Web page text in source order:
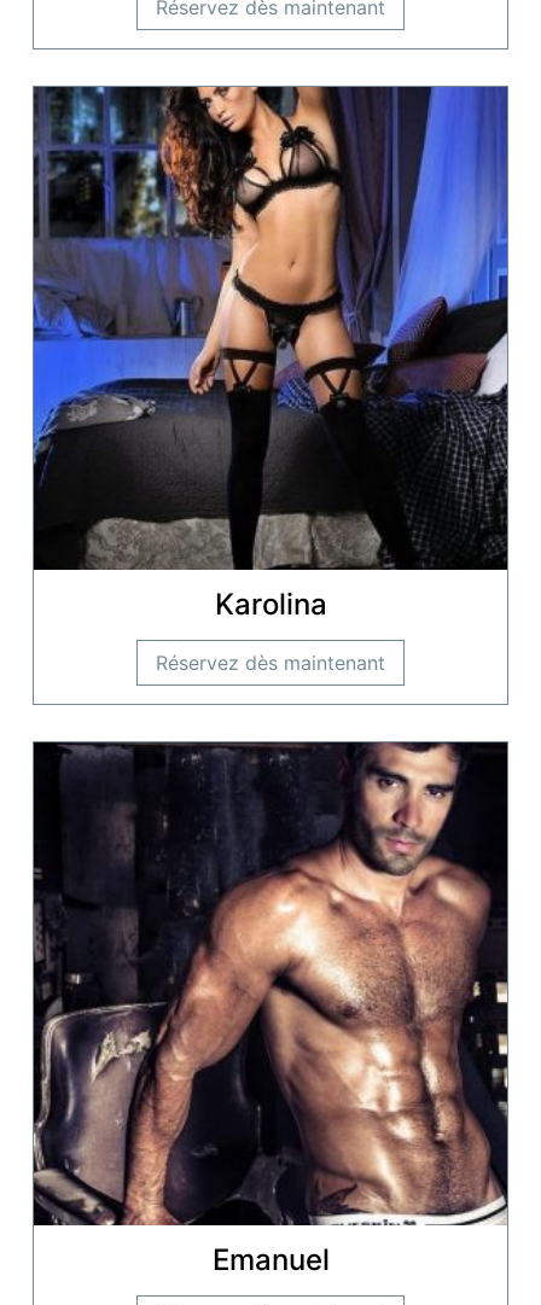
Réservez dès maintenant
Karolina
Réservez dès maintenant
Emanuel